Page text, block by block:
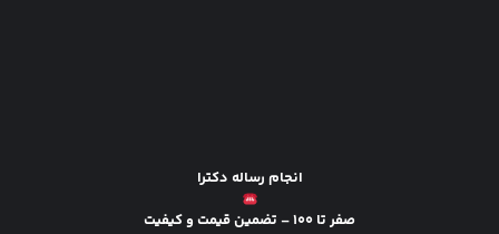
انجام رساله دکترا
صفر تا ۱۰۰ – تضمین قیمت و کیفیت